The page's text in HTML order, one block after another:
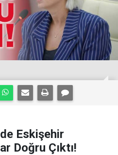
Eskişehir
Doğru Çıktı!